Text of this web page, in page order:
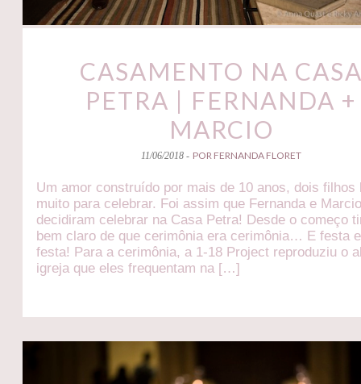
CASAMENTO NA
PETRA | FERNANDA +
MARCIO
11/06/2018 - POR FERNANDA FLORET
Um amor construído por mais de 10 anos, dois filhos
muito para celebrar. Foi assim que Fernanda e
decidiram celebrar na Casa Petra! Desde o começo
bem claro de que cerimônia era cerimônia… E festa
festa! Para a cerimônia, a 1-18 Project reproduziu o
igreja que eles frequentam na […]